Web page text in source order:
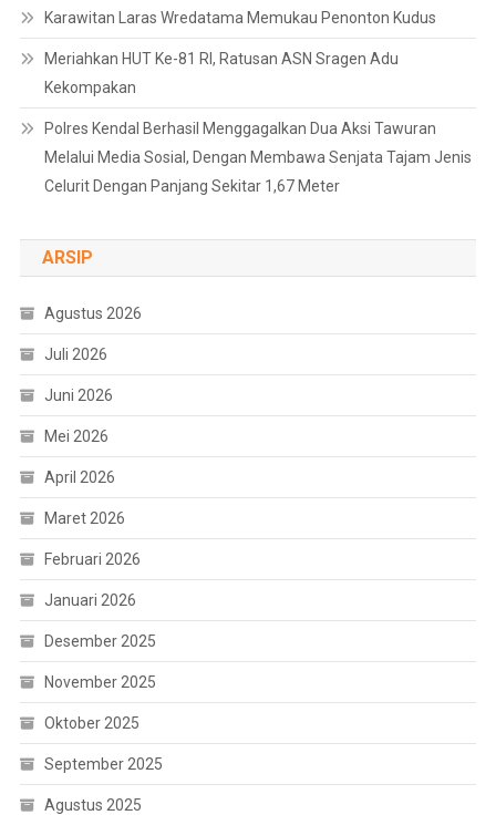
Karawitan Laras Wredatama Memukau Penonton Kudus
Meriahkan HUT Ke-81 RI, Ratusan ASN Sragen Adu
Kekompakan
Polres Kendal Berhasil Menggagalkan Dua Aksi Tawuran
Melalui Media Sosial, Dengan Membawa Senjata Tajam Jenis
Celurit Dengan Panjang Sekitar 1,67 Meter
ARSIP
Agustus 2026
Juli 2026
Juni 2026
Mei 2026
April 2026
Maret 2026
Februari 2026
Januari 2026
Desember 2025
November 2025
Oktober 2025
September 2025
Agustus 2025